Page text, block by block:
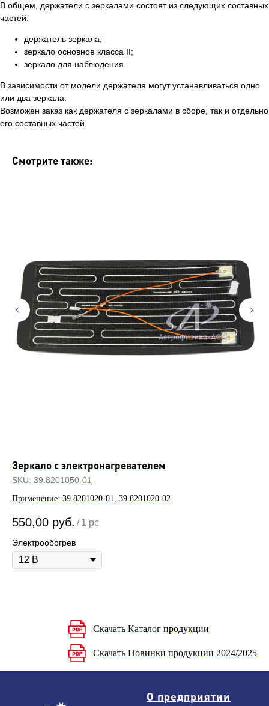
В общем, держатели с зеркалами состоят из следующих составных
частей:
держатель зеркала;
зеркало основное класса II;
зеркало для наблюдения.
В зависимости от модели держателя могут устанавливаться одно
или два зеркала.
Возможен заказ как держателя с зеркалами в сборе, так и отдельно
его составных частей.
Смотрите также:
Зеркало с электронагревателем
SKU: 39.8201050-01
Применение: 39.8201020-01, 39.8201020-02
550,00 руб. / 1 pc
Электрообогрев
Скачать Каталог продукции
Скачать Новинки продукции 2024/2025
О предприятии